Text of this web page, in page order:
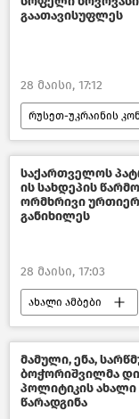
გაათავისუფლეს
28 მაისი, 17:12
რუსეთ-უკრაინის
უკრაინა
საქართველოს
ის სახდეპის
ორმხრივი
განიხილეს
28 მაისი, 17:03
ახალი ამბები
საქართველოს
საქართველოს
მამული, ენა,
ბოჭორიშვილმა
პოლიტიკის ახალი
წარადგინა